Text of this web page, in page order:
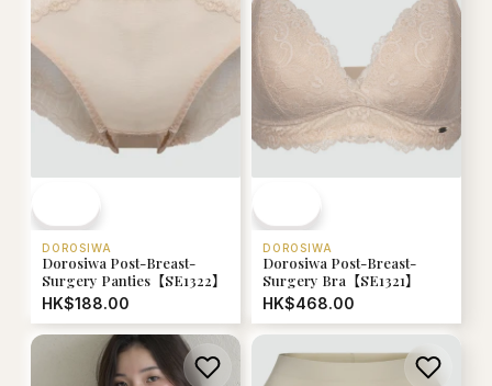
DOROSIWA
Dorosiwa Post-Breast-
Surgery Panties【SE1322】
HK$188.00
DOROSIWA
Dorosiwa Post-Breast-
Surgery Bra【SE1321】
HK$468.00